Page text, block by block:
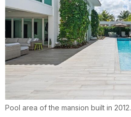
Pool area of the mansion built in 2012.